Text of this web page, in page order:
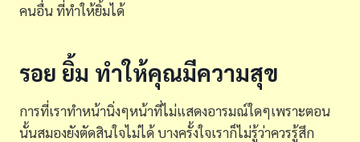
คนอื่น ที่ทำให้ยิ้มได้
รอย ยิ้ม ทำให้คุณมีความสุข
การที่เราทำหน้านิ่งๆหน้าที่ไม่แสดงอารมณ์ใดๆเพราะตอน
นั้นสมองยังตัดสินใจไม่ได้ บางครั้งใจเราก็ไม่รู้ว่าควรรู้สึก